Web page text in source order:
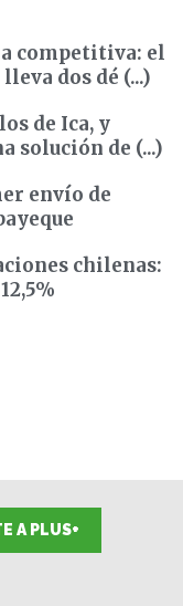
competitiva: el
dos dé (...)
de Ica, y
solución de (...)
envío de
chilenas:
A PLUS+